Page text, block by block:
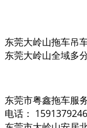
东莞大岭山拖车吊
东莞大岭山全域多
东莞市粤鑫拖车服
电话：